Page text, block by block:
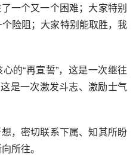
一个又一个困难；大家特别
险阻；大家特别能取胜，我
的“再宣誓”，这是一次继往
是一次激发斗志、激励士气
，密切联系下属、知其所盼
所往。